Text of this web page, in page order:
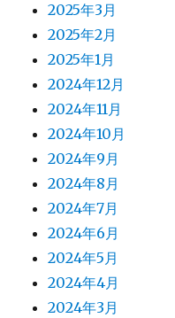
2025年3月
2025年2月
2025年1月
2024年12月
2024年11月
2024年10月
2024年9月
2024年8月
2024年7月
2024年6月
2024年5月
2024年4月
2024年3月